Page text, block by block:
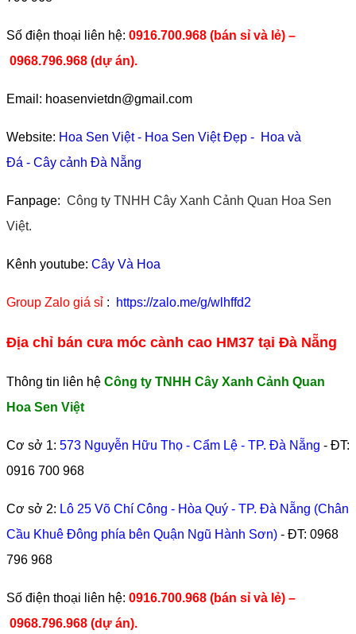
​Số điện thoại liên hệ: 0916.700.968 (bán sỉ và lẻ) –
0968.796.968 (dự án).
Email: hoasenvietdn@gmail.com
Website: Hoa Sen Việt- Hoa Sen Việt Đẹp - Hoa và
Đá - Cây cảnh Đà Nẵng
Fanpage: Công ty TNHH Cây Xanh Cảnh Quan Hoa Sen
Việt.
Kênh youtube: Cây Và Hoa
Group Zalo giá sỉ : https://zalo.me/g/wlhffd2
Địa chỉ bán cưa móc cành cao HM37 tại Đà Nẵng
Thông tin liên hệ Công ty TNHH Cây Xanh Cảnh Quan
Hoa Sen Việt
Cơ sở 1: 573 Nguyễn Hữu Thọ - Cẩm Lệ - TP. Đà Nẵng - ĐT:
0916 700 968
Cơ sở 2: Lô 25 Võ Chí Công - Hòa Quý - TP. Đà Nẵng (Chân
Cầu Khuê Đông phía bên Quận Ngũ Hành Sơn) - ĐT: 0968
796 968
​Số điện thoại liên hệ: 0916.700.968 (bán sỉ và lẻ) –
0968.796.968 (dự án).